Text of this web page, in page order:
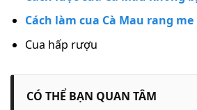
Cách làm cua Cà Mau rang me
Cua hấp rượu
CÓ THỂ BẠN QUAN TÂM